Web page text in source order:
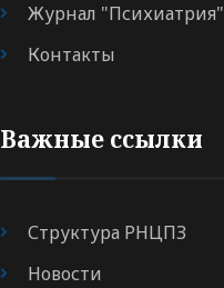
Журнал "Психиатрия"
Контакты
Важные ссылки
Структура РНЦПЗ
Новости